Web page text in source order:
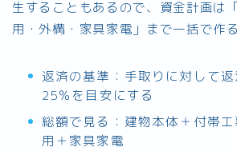
生することもあるので、資金計画は
用・外構・家具家電」まで一括で作
返済の基準：手取りに対して
25％を目安にする
総額で見る：建物本体＋付帯
用＋家具家電